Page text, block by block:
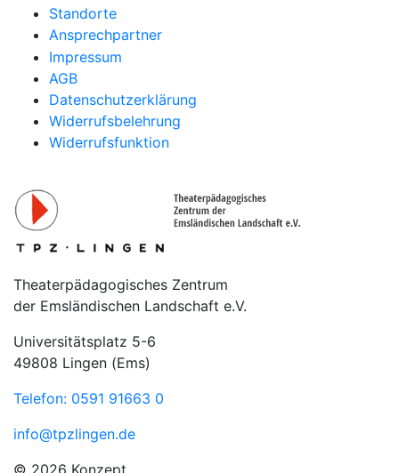
Standorte
Ansprechpartner
Impressum
AGB
Datenschutzerklärung
Widerrufsbelehrung
Widerrufsfunktion
Theaterpädagogisches Zentrum
der Emsländischen Landschaft e.V.
Universitätsplatz 5-6
49808 Lingen (Ems)
Telefon: 0591 91663 0
info@tpzlingen.de
© 2026 Konzept,